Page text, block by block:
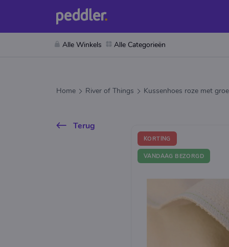
Alle Winkels Alle Categorieën
Home River of Things Kussenhoes roze met
Terug
KORTING
VANDAAG BEZORGD